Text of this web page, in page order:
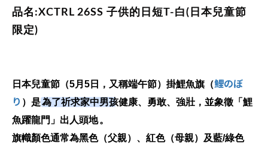
品名:XCTRL 26SS 子供的日短T-白(日本兒童節
限定)
日本兒童節（5月5日，又稱端午節）掛鯉魚旗（鯉のぼ
り ）是為了祈求家中男孩健康、勇敢、強壯，並象徵「鯉
魚躍龍門」出人頭地。
旗幟顏色通常為黑色（父親）、紅色（母親）及藍/綠色